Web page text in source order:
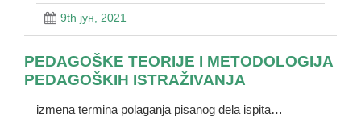
9th јун, 2021
PEDAGOŠKE TEORIJE I METODOLOGIJA
PEDAGOŠKIH ISTRAŽIVANJA
izmena termina polaganja pisanog dela ispita…